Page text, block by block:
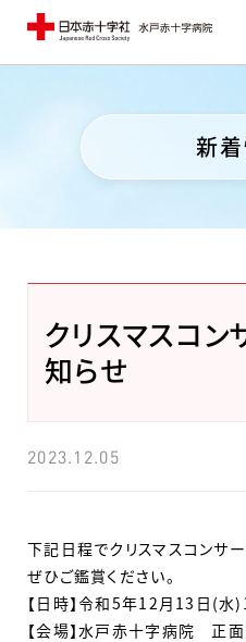
新
クリスマスコ
知らせ
2023.12.05
下記日程でクリスマスコンサ
ぜひご鑑賞ください。
【日時】令和5年12月13日(水
【会場】水戸赤十字病院 正